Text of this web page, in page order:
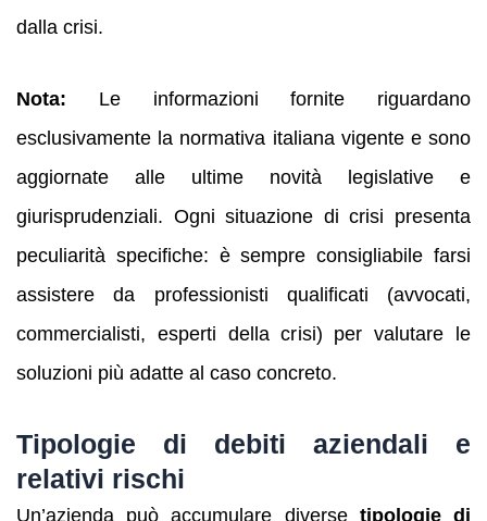
dalla crisi.
Nota: Le informazioni fornite riguardano
esclusivamente la normativa italiana vigente e sono
aggiornate alle ultime novità legislative e
giurisprudenziali. Ogni situazione di crisi presenta
peculiarità specifiche: è sempre consigliabile farsi
assistere da professionisti qualificati (avvocati,
commercialisti, esperti della crisi) per valutare le
soluzioni più adatte al caso concreto.
Tipologie di debiti aziendali e
relativi rischi
Un’azienda può accumulare diverse tipologie di